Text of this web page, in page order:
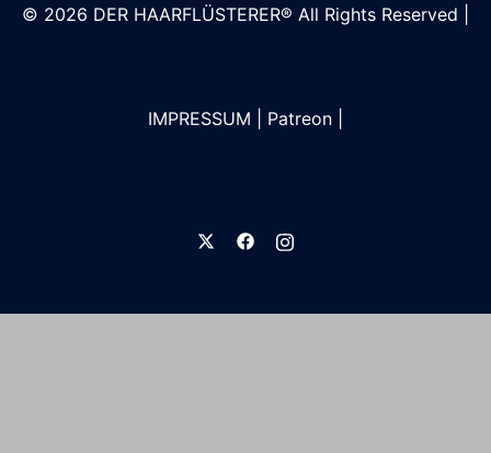
© 2026 DER HAARFLÜSTERER® All Rights Reserved |
IMPRESSUM Patreon